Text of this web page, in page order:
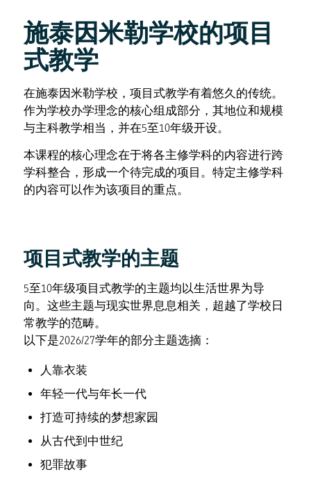
施泰因米勒学校的项目
式教学
在施泰因米勒学校，项目式教学有着悠久的传统。
作为学校办学理念的核心组成部分，其地位和规模
与主科教学相当，并在5至10年级开设。
本课程的核心理念在于将各主修学科的内容进行跨
学科整合，形成一个待完成的项目。特定主修学科
的内容可以作为该项目的重点。
项目式教学的主题
5至10年级项目式教学的主题均以生活世界为导
向。这些主题与现实世界息息相关，超越了学校日
常教学的范畴。
以下是2026/27学年的部分主题选摘：
人靠衣装
年轻一代与年长一代
打造可持续的梦想家园
从古代到中世纪
犯罪故事